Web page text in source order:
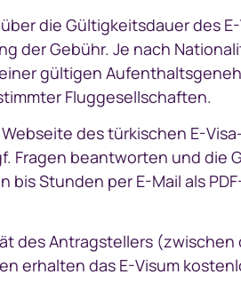
die Gültigkeitsdauer des
der Gebühr. Je nach
gültigen
Fluggesellschaften.
des türkischen E-
Fragen beantworten und die
Stunden per E-Mail als
des Antragstellers (zwischen
erhalten das E-Visum